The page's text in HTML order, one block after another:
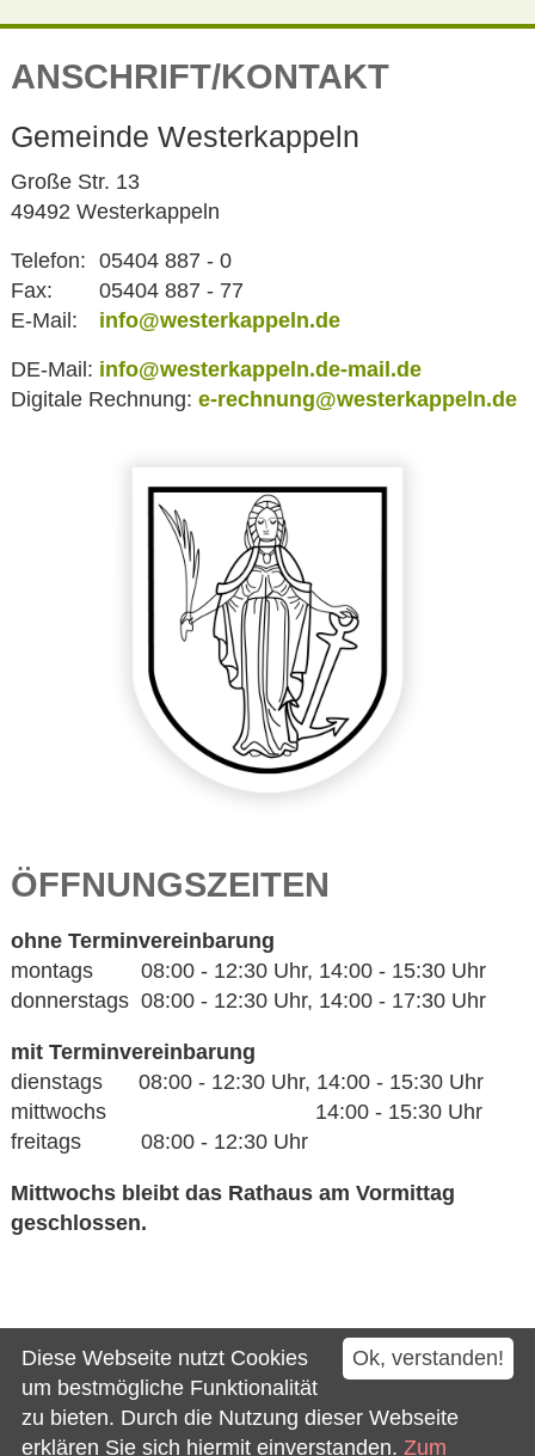
ANSCHRIFT/KONTAKT
Gemeinde Westerkappeln
Große Str. 13
49492 Westerkappeln
Telefon: 05404 887 - 0
Fax:
05404 887 - 77
E-Mail:
info@westerkappeln.de
DE-Mail: info@westerkappeln.de-mail.de
Digitale Rechnung: e-rechnung@westerkappeln.de
ÖFFNUNGSZEITEN
ohne Terminvereinbarung
montags 08:00 - 12:30 Uhr, 14:00 - 15:30 Uhr
donnerstags 08:00 - 12:30 Uhr, 14:00 - 17:30 Uhr
mit Terminvereinbarung
dienstags 08:00 - 12:30 Uhr, 14:00 - 15:30 Uhr
mittwochs 14:00 - 15:30 Uhr
freitags 08:00 - 12:30 Uhr
Mittwochs bleibt das Rathaus am Vormittag
geschlossen.
Kontakt
Impressum
Datenschutz
Ok, verstanden!
Diese Webseite nutzt Cookies
um bestmögliche Funktionalität
zu bieten. Durch die Nutzung dieser Webseite
erklären Sie sich hiermit einverstanden. Zum